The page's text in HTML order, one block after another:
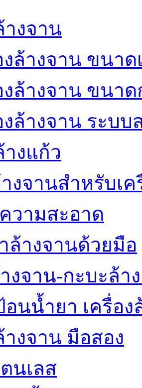
างจาน
งล้างจาน ขนาด
งล้างจาน ขนาด
งล้างจาน ระบ
างแก้ว
งจานสำหรับเค
วามสะอาด
ล้างจานด้วยมือ
งจาน-กะบะล้า
อนน้ำยา เครื่อง
างจาน มือสอง
นเลส